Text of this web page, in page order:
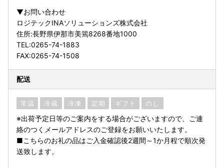
▼お問い合わせ
ロジテックINAソリューションズ株式会社
住所:長野県伊那市美篶8268番地1000
TEL:0265-74-1883
FAX:0265-74-1508
配送
常温 冷蔵 冷凍 定期 ギフト のし
※出荷予定日等のご案内をする場合がございますので、ご連
絡のつくメールアドレスのご登録をお願いいたします。
■こちらのお礼の品はご入金確認後2週間～1か月程で順次発
送致します。